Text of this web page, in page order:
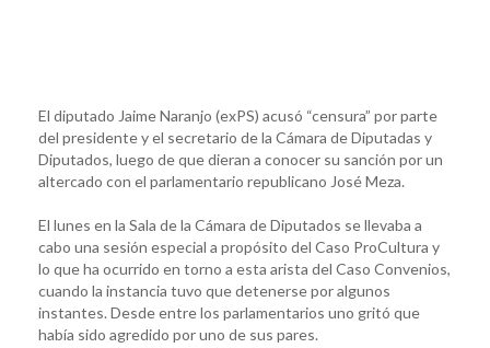
El diputado Jaime Naranjo (exPS) acusó “censura” por parte
del presidente y el secretario de la Cámara de Diputadas y
Diputados, luego de que dieran a conocer su sanción por un
altercado con el parlamentario republicano José Meza.
El lunes en la Sala de la Cámara de Diputados se llevaba a
cabo una sesión especial a propósito del Caso ProCultura y
lo que ha ocurrido en torno a esta arista del Caso Convenios,
cuando la instancia tuvo que detenerse por algunos
instantes. Desde entre los parlamentarios uno gritó que
había sido agredido por uno de sus pares.